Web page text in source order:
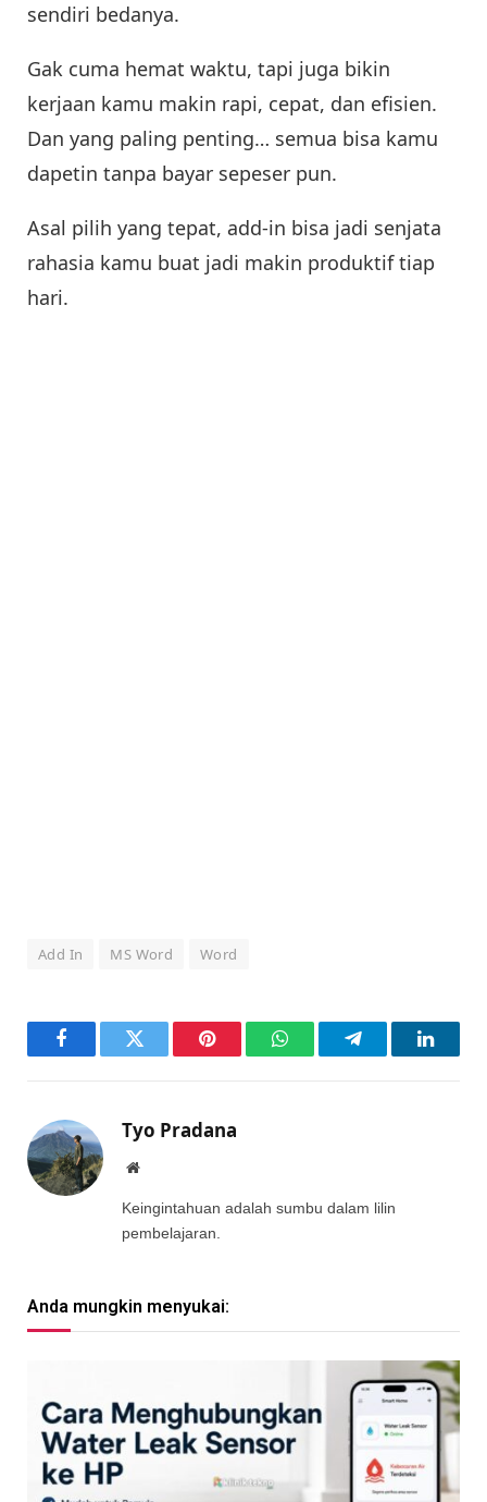
sendiri bedanya.
Gak cuma hemat waktu, tapi juga bikin
kerjaan kamu makin rapi, cepat, dan efisien.
Dan yang paling penting… semua bisa kamu
dapetin tanpa bayar sepeser pun.
Asal pilih yang tepat, add-in bisa jadi senjata
rahasia kamu buat jadi makin produktif tiap
hari.
Add In MS Word Word
FacebookTwitter Pinterest WhatsAppTelegram
Tyo Pradana
Website
Keingintahuan adalah sumbu dalam lilin
pembelajaran.
Anda mungkin menyukai: